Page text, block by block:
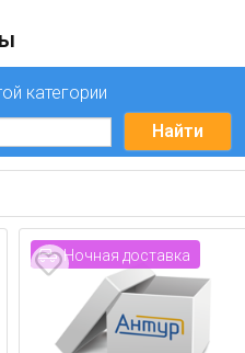
категории
Ночная доставка